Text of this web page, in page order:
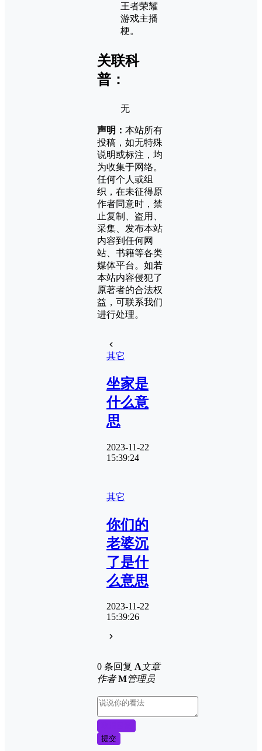
王者荣耀
游戏主播
梗。
关联科
普：
无
声明： 本站所有
投稿，如无特殊
说明或标注，均
为收集于网络。
任何个人或组
织，在未征得原
作者同意时，禁
止复制、盗用、
采集、发布本站
内容到任何网
站、书籍等各类
媒体平台。如若
本站内容侵犯了
原著者的合法权
益，可联系我们
进行处理。
其它
坐家是
什么意
思
2023-11-22
15:39:24
其它
你们的
老婆沉
了是什
么意思
2023-11-22
15:39:26
0 条回复 A文章
作者 M管理员
提交